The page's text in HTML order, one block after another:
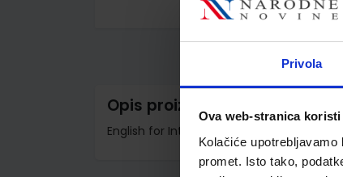
Privola
Ova web-stranica
Kolačiće
promet. Isto tako,
gallery
Opis proizvoda
English for International Tourism New